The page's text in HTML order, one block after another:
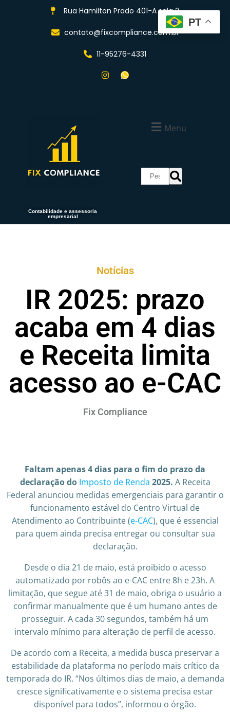
Rua Hamilton Prado 401-A sala 2
contato@fixcompliance.com.br
11-95276-4331
Contabilidade e assessoria
empresarial
Menu
Notícias
IR 2025: prazo
acaba em 4 dias
e Receita limita
acesso ao e-CAC
Fix Compliance
Faltam apenas 4 dias para o fim do prazo da
declaração do Imposto de Renda 2025. A Receita
Federal anunciou medidas emergenciais para garantir o
funcionamento estável do Centro Virtual de
Atendimento ao Contribuinte (e-CAC), que é essencial
para quem ainda precisa entregar ou consultar sua
declaração.
Desde o dia 21 de maio, está proibido o acesso
automatizado por robôs ao e-CAC entre 8h e 23h. A
limitação, que segue até 31 de maio, obriga o usuário a
confirmar manualmente que é um humano antes de
prosseguir. A cada 30 segundos, também há um
intervalo mínimo para alteração de perfil de acesso.
De acordo com a Receita, a medida busca preservar a
estabilidade da plataforma no período mais crítico da
temporada do IR. “Nos últimos dias de maio, a demanda
cresce significativamente e o sistema precisa estar
disponível para todos”, informou o órgão.
PT